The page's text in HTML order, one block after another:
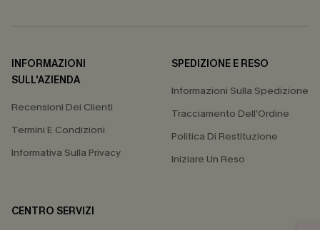
INFORMAZIONI
SULL'AZIENDA
Recensioni Dei Clienti
Termini E Condizioni
Informativa Sulla Privacy
SPEDIZIONE E RESO
Informazioni Sulla Spedizione
Tracciamento Dell'Ordine
Politica Di Restituzione
Iniziare Un Reso
CENTRO SERVIZI